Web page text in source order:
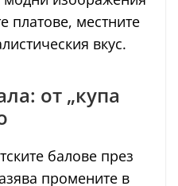
платове, местните
вкус.
от „купа
балове през
промените в